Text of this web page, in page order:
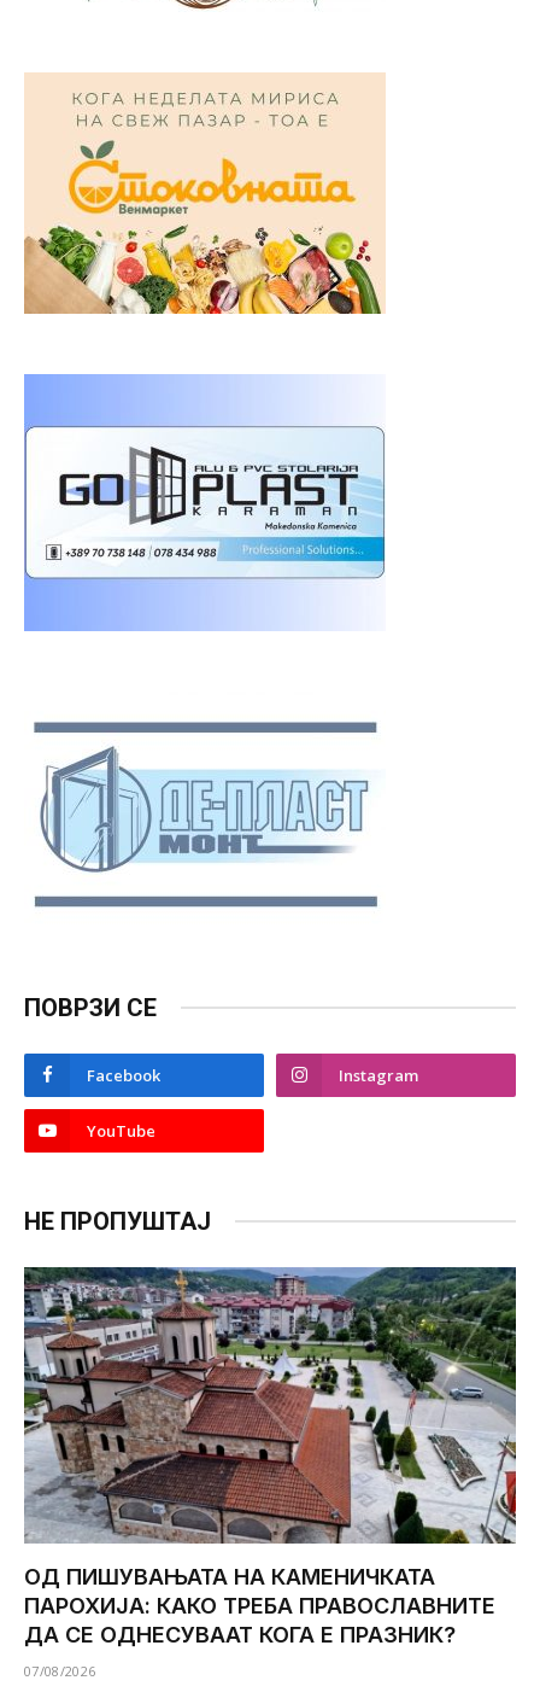
ПОВРЗИ СЕ
Facebook Instagram
YouTube
НЕ ПРОПУШТАЈ
ОД ПИШУВАЊАТА НА КАМЕНИЧКАТА
ПАРОХИЈА: КАКО ТРЕБА ПРАВОСЛАВНИТЕ
ДА СЕ ОДНЕСУВААТ КОГА Е ПРАЗНИК?
07/08/2026